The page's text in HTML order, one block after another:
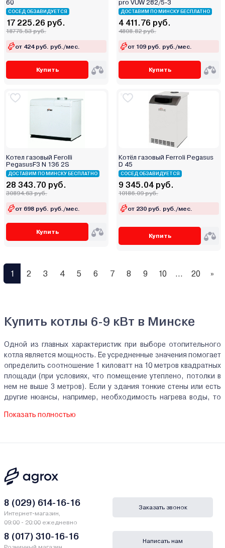
60
СОСЕД ОБЗАВИДУЕТСЯ
17 225.26 руб.
18775.53 руб.
от 424 руб. руб./мес.
Купить
pro VUW 282/5-3
ДОСТАВИМ ПО МИНСКУ БЕСПЛАТНО
4 411.76 руб.
4808.82 руб.
от 109 руб. руб./мес.
Купить
Котел газовый Ferolli
PegasusF3 N 136 2S
ДОСТАВИМ ПО МИНСКУ БЕСПЛАТНО
28 343.70 руб.
30894.63 руб.
от 698 руб. руб./мес.
Купить
Котёл газовый Ferroli Pegasus
D 45
СОСЕД ОБЗАВИДУЕТСЯ
9 345.04 руб.
10186.09 руб.
от 230 руб. руб./мес.
Купить
1 2 3 4 5 6 7 8 9 10 ... 20 »
Купить котлы 6-9 кВт в Минске
Одной из главных характеристик при выборе отопительного
котла является мощность. Ее усредненные значения помогает
определить соотношение 1 киловатт на 10 метров квадратных
площади (при условиях, что помещение утеплено, потолки в
нем не выше 3 метров). Если у здания тонкие стены или есть
другие нюансы, например, необходимость нагрева воды, то
обогрев 60-90 метров квадратных, то вам подойдут котлы
Чаще всего люди хотят купить газовый котел 7 кВт и другой
мощности.Газовые модели
Автоматическое управление, отличный КПД, доступность. Но
Второй по популярности –
электрический котел
котел электрический 6-9 квт лучше тем, у кого в приоритете
безопасность: нет горения, не нужен дымоход. Для такого
устройства характерны отличная управляемость, малые
габариты, из минусов – нагрузка на электросеть и
Показать полностью
8 (029) 614-16-16
Интернет-магазин,
09:00 - 20:00 ежедневно
8 (017) 310-16-16
Заказать звонок
Написать нам